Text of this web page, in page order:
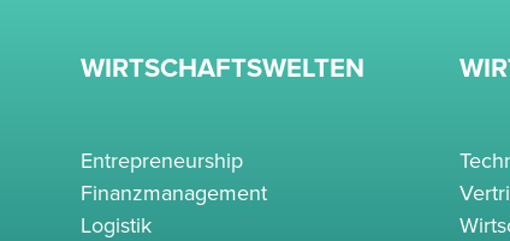
WIRTSCHAFTSWELTEN
Entrepreneurship
Finanzmanagement
Logistik